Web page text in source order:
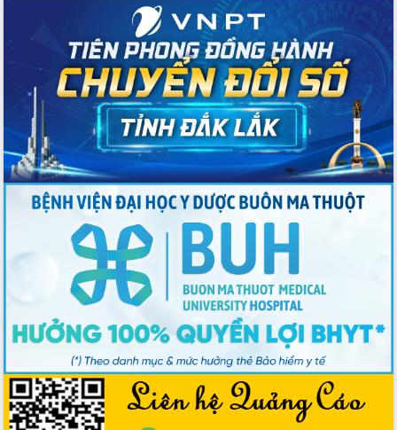
Tập trung phát triển khoa học công
nghệ, đổi mới sáng tạo và chuyển đổi
số lĩnh vực nông nghiệp và môi trường
“Hồ sơ phi địa giới – Bước tiến mới
trong cải cách hành chính”
Phó Chủ tịch UBND tỉnh Nguyễn Thiên
Văn kiểm tra công tác chống khai thác
IUU và nuôi trồng thủy sản
Tăng cường các giải pháp nhằm phát
triển hiệu quả khoa học, công nghệ,
đổi mới sáng tạo và chuyển đổi số
Tỉnh Đắk Lắk hiện đại hóa y tế từ bệnh
Tập huấn công tác đối ngoại và tuyên
truyền quản lý biên giới, biển đảo
Nhiều cách làm hay trong chuyển đổi
số vì người dân
Quyết tâm phấn đấu hoàn thành thắng
lợi các mục tiêu, nhiệm vụ Nghị quyết
Đại hội đại biểu Đảng bộ tỉnh Đắk Lắk
nhiệm kỳ 2025-2030
Khai mạc trọng thể Đại hội đại biểu